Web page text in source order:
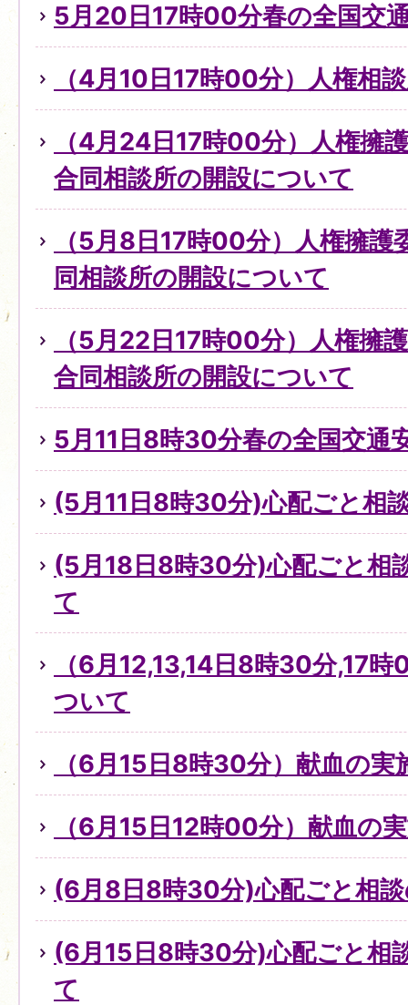
5月20日17時00分春の全国交
（4月10日17時00分）人権相
（4月24日17時00分）人権擁
合同相談所の開設について
（5月8日17時00分）人権擁護
同相談所の開設について
（5月22日17時00分）人権擁
合同相談所の開設について
5月11日8時30分春の全国交通
(5月11日8時30分)心配ごと相
(5月18日8時30分)心配ごと相
て
（6月12,13,14日8時30分,17
ついて
（6月15日8時30分）献血の実
（6月15日12時00分）献血の
(6月8日8時30分)心配ごと相
(6月15日8時30分)心配ごと相
て